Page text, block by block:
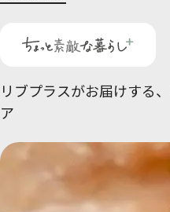
リブプラスがお届けする、
ア